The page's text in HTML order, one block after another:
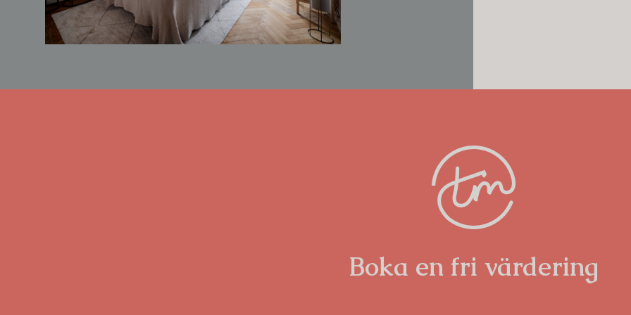
detaljer med läderinfattning för en exklusiv finish. Vitvaror kommer från
Electrolux och integreras stilrent i inredningen för ett sammanhållande
uttryck. I badrummen återkommer samma premiumkänsla med kakel och
är integrerad med spotlights och dimmer i samtliga rum, vilket förstärker
ljuset från de stora fönsterpartierna och bidrar till den exklusiva känslan.
Resultatet är ett hem där varje element är valt för att hålla över tid – både
estetiskt och kvalitetsmässigt. Ett stilsäkert uttryck i material som åldras
Boka en fri värdering